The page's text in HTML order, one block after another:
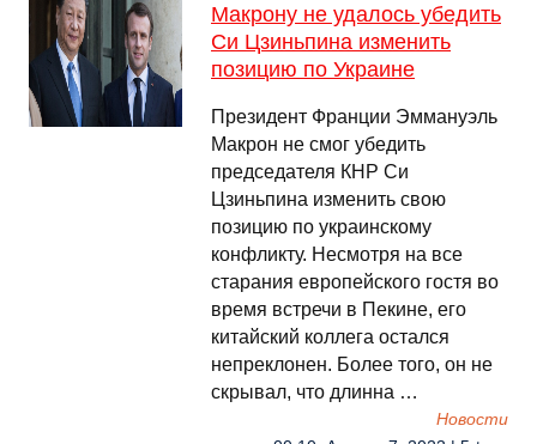
Макрону не удалось убедить
Си Цзиньпина изменить
позицию по Украине
Президент Франции Эммануэль
Макрон не смог убедить
председателя КНР Си
Цзиньпина изменить свою
позицию по украинскому
конфликту. Несмотря на все
старания европейского гостя во
время встречи в Пекине, его
китайский коллега остался
непреклонен. Более того, он не
скрывал, что длинна …
Новости